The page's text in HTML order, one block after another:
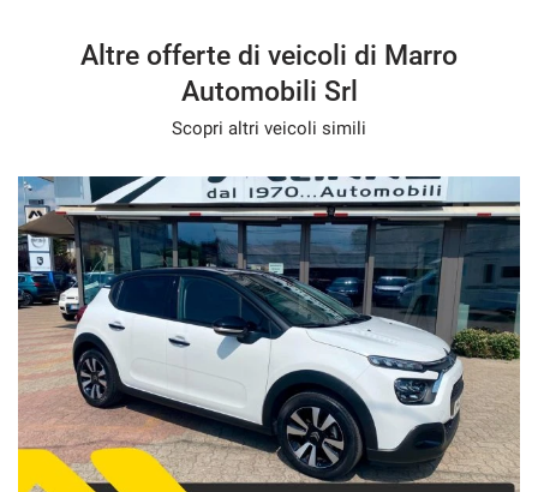
Altre offerte di veicoli di Marro
Automobili Srl
Scopri altri veicoli simili